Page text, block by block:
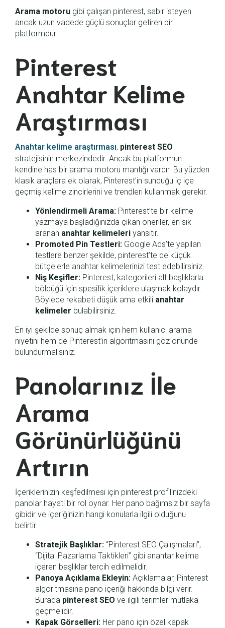
Arama motoru gibi çalışan pinterest, sabır isteyen
ancak uzun vadede güçlü sonuçlar getiren bir
platformdur.
Pinterest
Anahtar Kelime
Araştırması
Anahtar kelime araştırması, pinterest SEO
stratejisinin merkezindedir. Ancak bu platformun
kendine has bir arama motoru mantığı vardır. Bu yüzden
klasik araçlara ek olarak, Pinterest’in sunduğu iç içe
geçmiş kelime zincirlerini ve trendleri kullanmak gerekir.
Yönlendirmeli Arama: Pinterest’te bir kelime
yazmaya başladığınızda çıkan öneriler, en sık
aranan anahtar kelimeleri yansıtır.
Promoted Pin Testleri: Google Ads’te yapılan
testlere benzer şekilde, pinterest’te de küçük
bütçelerle anahtar kelimelerinizi test edebilirsiniz.
Niş Keşifler: Pinterest, kategorileri alt başlıklarla
böldüğü için spesifik içeriklere ulaşmak kolaydır.
Böylece rekabeti düşük ama etkili anahtar
kelimeler bulabilirsiniz.
En iyi şekilde sonuç almak için hem kullanıcı arama
niyetini hem de Pinterest’in algoritmasını göz önünde
bulundurmalısınız.
Panolarınız İle
Arama
Görünürlüğünü
Artırın
İçeriklerinizin keşfedilmesi için pinterest profilinizdeki
panolar hayati bir rol oynar. Her pano bağımsız bir sayfa
gibidir ve içeriğinizin hangi konularla ilgili olduğunu
belirtir.
Stratejik Başlıklar: “Pinterest SEO Çalışmaları”,
“Dijital Pazarlama Taktikleri” gibi anahtar kelime
içeren başlıklar tercih edilmelidir.
Panoya Açıklama Ekleyin: Açıklamalar, Pinterest
algoritmasına pano içeriği hakkında bilgi verir.
Burada pinterest SEO ve ilgili terimler mutlaka
geçmelidir.
Kapak Görselleri: Her pano için özel kapak